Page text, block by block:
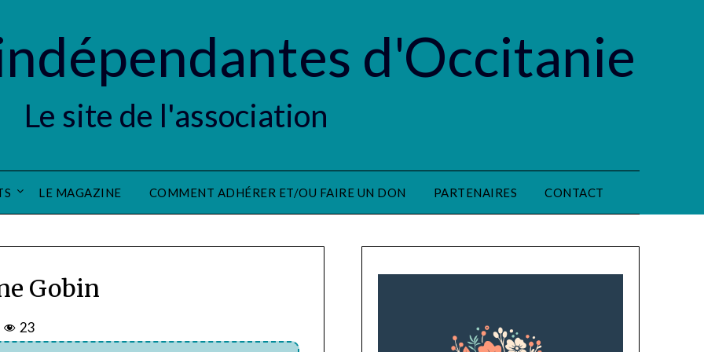
d'Occitanie
Le site de l'association
LE MAGAZINE COMMENT ADHÉRER ET/OU FAIRE UN DON PARTENAIRES CONTACT
Gobin
23